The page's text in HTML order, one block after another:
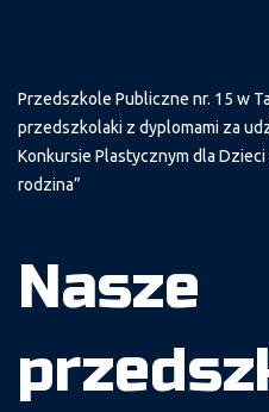
Przedszkole Publiczne nr. 15 w
przedszkolaki z dyplomami za
Konkursie Plastycznym dla Dzieci
rodzina”
Nasze